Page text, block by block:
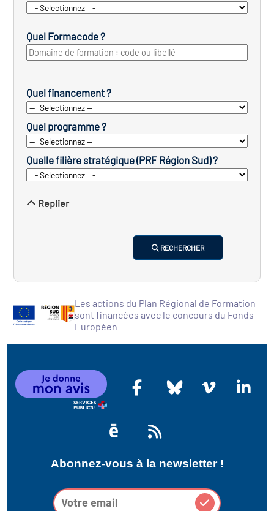
Quel Formacode ?
Quel financement ?
Quel programme ?
Quelle filière stratégique (PRF Région Sud) ?
Replier
RECHERCHER
Les actions du Plan Régional de Formation
sont financées avec le concours du Fonds
Européen
Abonnez-vous à la newsletter !